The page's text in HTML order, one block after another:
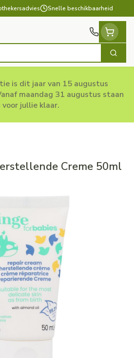
Snelle beschikbaarheid
Zoek
is dit jaar van 15 augustus
maandag 31 augustus staan
jullie klaar.
Creme 50ml